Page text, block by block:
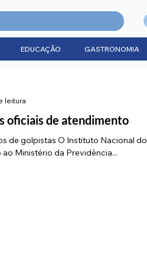
EDUCAÇÃO GASTRONOMIA
oficiais de atendimento
de golpistas O Instituto Nacional do
Ministério da Previdência...
leitura